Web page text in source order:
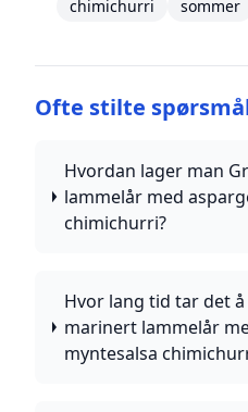
chimichurri
sommer
Ofte stilte
Hvordan lager man
lammelår med
chimichurri?
Hvor lang tid tar det
marinert lammelår
myntesalsa